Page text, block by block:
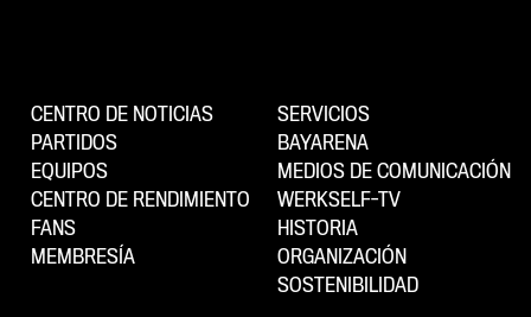
CENTRO DE NOTICIAS
PARTIDOS
EQUIPOS
CENTRO DE RENDIMIENTO
FANS
MEMBRESÍA
SERVICIOS
BAYARENA
MEDIOS DE COMUNICACIÓN
WERKSELF-TV
HISTORIA
ORGANIZACIÓN
SOSTENIBILIDAD